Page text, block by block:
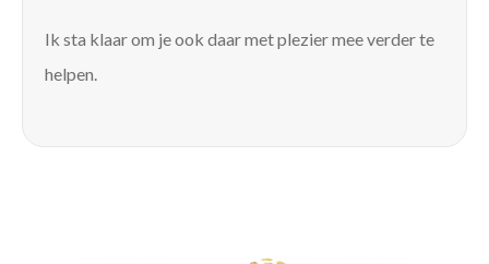
Ik sta klaar om je ook daar met plezier mee verder te
helpen.